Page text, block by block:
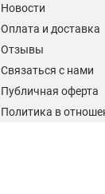
Новости
Оплата и доставка
Отзывы
Связаться с нами
Публичная оферта
Политика в